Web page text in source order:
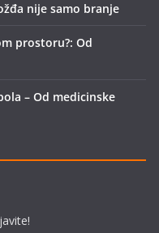
nije samo branje
prostoru?: Od
– Od medicinske